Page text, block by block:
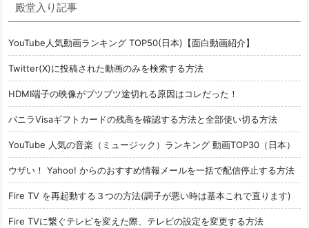
殿堂入り記事
YouTube人気動画ランキング TOP50(日本)【面白動画紹介】
Twitter(X)に投稿された動画のみを検索する方法
HDMI端子の映像がブツブツ途切れる原因はコレだった！
バニラVisaギフトカードの残高を確認する方法と全部使い切る方法
YouTube 人気の音楽（ミュージック）ランキング 動画TOP30（日本）
ウザい！ Yahoo! からのおすすめ情報メールを一括で配信停止する方法
Fire TV を再起動する３つの方法(調子が悪い時は基本これで直ります)
Fire TVに繋ぐテレビを変えた際、テレビの設定を変更する方法